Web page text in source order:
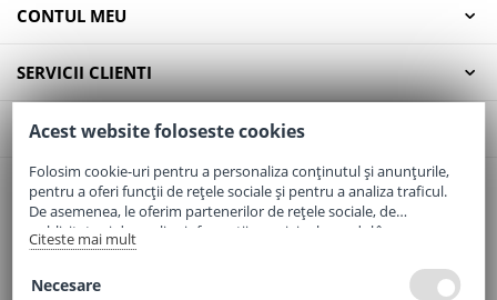
CONTUL MEU
SERVICII CLIENTI
CONTACT
Email:office@elaptepraf.ro
Telefon:0745-964-449
Adresa:Sos. Borsului, Nr. 20, Oradea, Jud. Bihor
Acest website foloseste cookies
Folosim cookie-uri pentru a personaliza conținutul și anunțurile,
pentru a oferi funcții de rețele sociale și pentru a analiza traficul.
De asemenea, le oferim partenerilor de rețele sociale, de
publicitate și de analize informații cu privire la modul în care
folosiți site-ul nostru. Aceștia le pot combina cu alte informații
Citeste mai mult
Necesare